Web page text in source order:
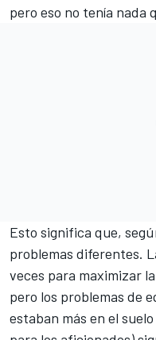
pero eso no tenía nada
Esto significa que,
problemas diferentes.
veces para maximizar
pero los problemas de
estaban más en el